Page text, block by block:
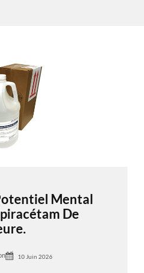
Mental
De
10 Juin 2026